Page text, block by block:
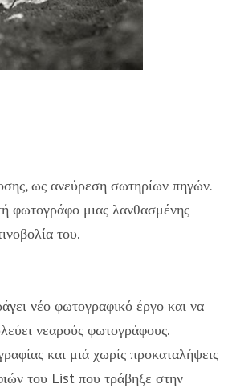
ως ανεύρεση σωτηρίων πηγών.
φωτογράφο μιας λανθασμένης
του.
νέο φωτογραφικό έργο και να
νεαρούς φωτογράφους.
και μιά χωρίς προκαταλήψεις
του List που τράβηξε στην